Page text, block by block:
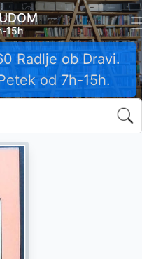
15h
Radlje ob Dravi.
od 7h-15h.